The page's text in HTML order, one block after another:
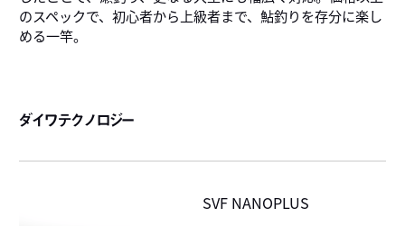
のスペックで、初心者から上級者まで、鮎釣りを存分に楽し
める一竿。
ダイワテクノロジー
SVF NANOPLUS